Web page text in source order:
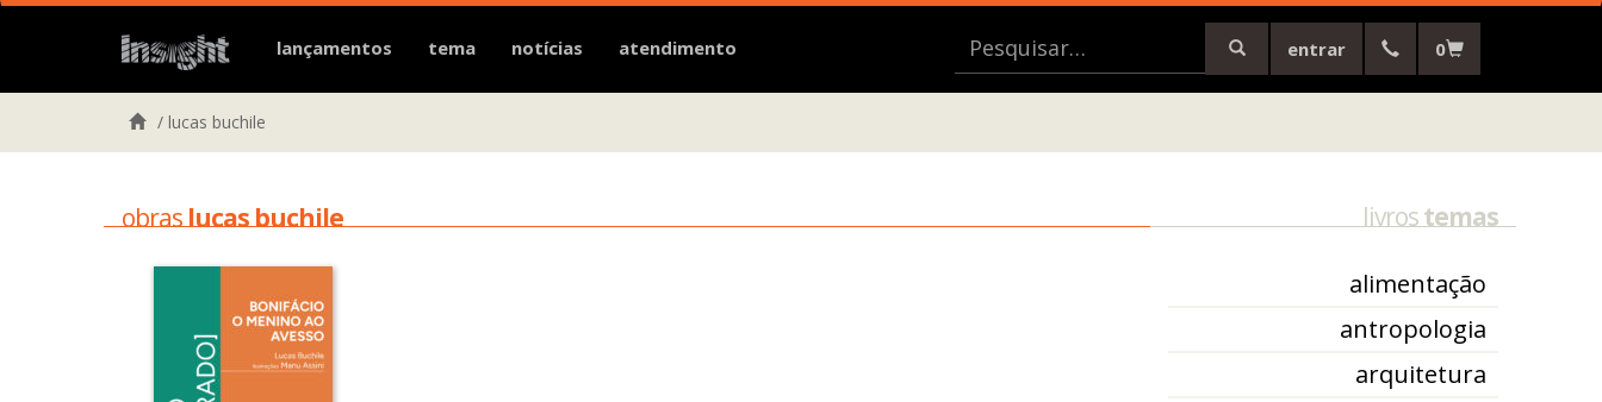
lançamentos tema notícias atendimento entrar 0
/ lucas buchile
obraslucas buchile livrostemas
alimentação
antropologia
arquitetura